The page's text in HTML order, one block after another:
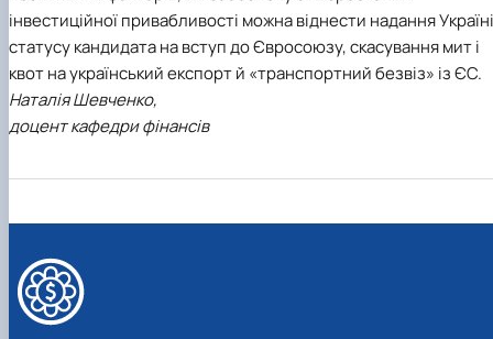
інвестиційної привабливості можна віднести надання Україні
статусу кандидата на вступ до Євросоюзу, скасування мит і
квот на український експорт й «транспортний безвіз» із ЄС.
Наталія Шевченко,
доцент кафедри фінансів